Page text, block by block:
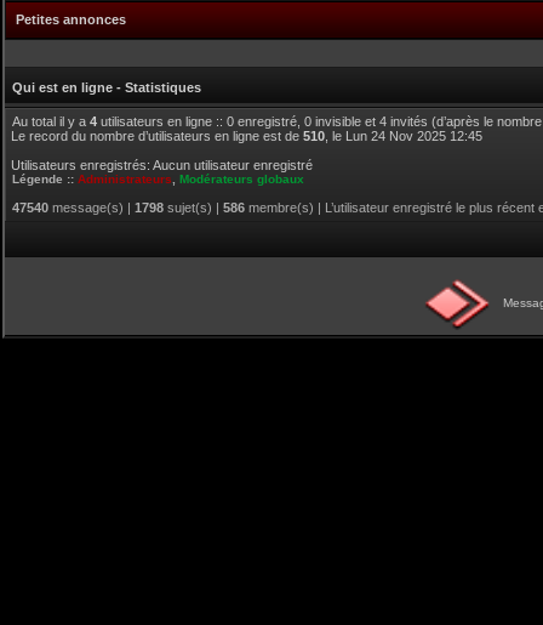
Petites annonces
Qui est en ligne - Statistiques
Au total il y a 4 utilisateurs en ligne :: 0 enregistré, 0 invisible et 4 invités (d’après le
Le record du nombre d’utilisateurs en ligne est de 510 , le Lun 24 Nov 2025 12:45
Utilisateurs enregistrés: Aucun utilisateur enregistré
Légende :: Administrateurs Modérateurs globaux
47540 message(s) | 1798 sujet(s) | 586 membre(s) | L’utilisateur enregistré le plus récent